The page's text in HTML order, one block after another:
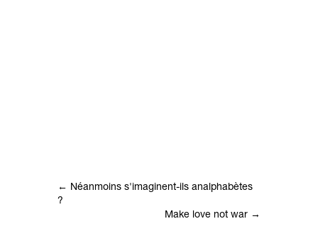
← Néanmoins s'imaginent-ils analphabètes
?
Make love not war →